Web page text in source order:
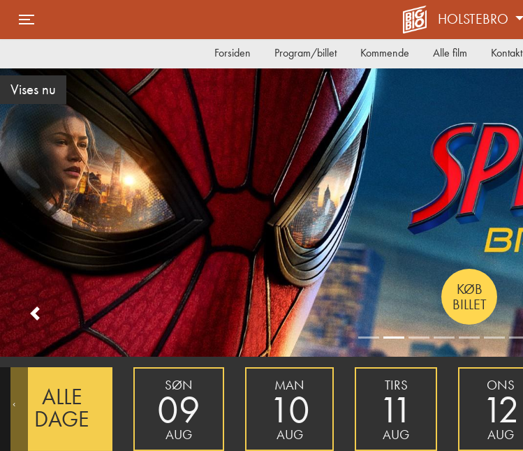
HOLSTEBRO
Forsiden Program/billet Kommende Alle film Kontakt
Danmarkspremiere på torsdag
KØB
BILLET
Previous
‹ ALLE
DAGE
SØN
09
AUG
MAN
10
AUG
TIRS
11
AUG
ONS
12
AUG